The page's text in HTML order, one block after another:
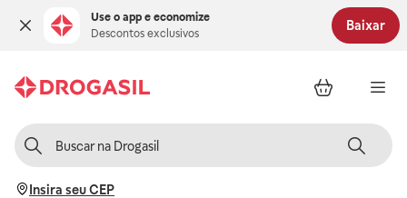
Use o app e economize
Descontos exclusivos
Baixar
Insira seu CEP